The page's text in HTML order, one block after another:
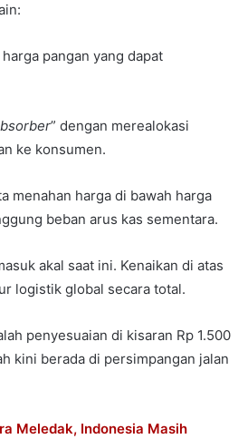
pangan yang dapat
” dengan merealokasi
ke konsumen.
menahan harga di bawah harga
beban arus kas sementara.
akal saat ini. Kenaikan di atas
logistik global secara total.
penyesuaian di kisaran Rp 1.500
kini berada di persimpangan jalan
Meledak, Indonesia Masih